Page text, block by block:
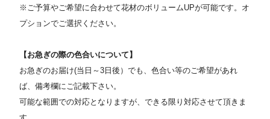
※ご予算やご希望に合わせて花材のボリュームUPが可能です。オ
プションでご選択ください。
【お急ぎの際の色合いについて】
お急ぎのお届け(当日～3日後）でも、色合い等のご希望があれ
ば、備考欄にご記載下さい。
可能な範囲での対応となりますが、できる限り対応させて頂きま